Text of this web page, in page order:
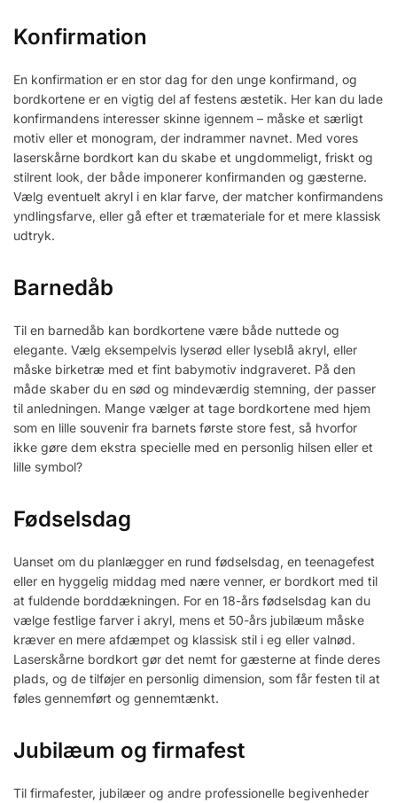
Konfirmation
En konfirmation er en stor dag for den unge konfirmand, og
bordkortene er en vigtig del af festens æstetik. Her kan du lade
konfirmandens interesser skinne igennem – måske et særligt
motiv eller et monogram, der indrammer navnet. Med vores
laserskårne bordkort kan du skabe et ungdommeligt, friskt og
stilrent look, der både imponerer konfirmanden og gæsterne.
Vælg eventuelt akryl i en klar farve, der matcher konfirmandens
yndlingsfarve, eller gå efter et træmateriale for et mere klassisk
udtryk.
Barnedåb
Til en barnedåb kan bordkortene være både nuttede og
elegante. Vælg eksempelvis lyserød eller lyseblå akryl, eller
måske birketræ med et fint babymotiv indgraveret. På den
måde skaber du en sød og mindeværdig stemning, der passer
til anledningen. Mange vælger at tage bordkortene med hjem
som en lille souvenir fra barnets første store fest, så hvorfor
ikke gøre dem ekstra specielle med en personlig hilsen eller et
lille symbol?
Fødselsdag
Uanset om du planlægger en rund fødselsdag, en teenagefest
eller en hyggelig middag med nære venner, er bordkort med til
at fuldende borddækningen. For en 18-års fødselsdag kan du
vælge festlige farver i akryl, mens et 50-års jubilæum måske
kræver en mere afdæmpet og klassisk stil i eg eller valnød.
Laserskårne bordkort gør det nemt for gæsterne at finde deres
plads, og de tilføjer en personlig dimension, som får festen til at
føles gennemført og gennemtænkt.
Jubilæum og firmafest
Til firmafester, jubilæer og andre professionelle begivenheder